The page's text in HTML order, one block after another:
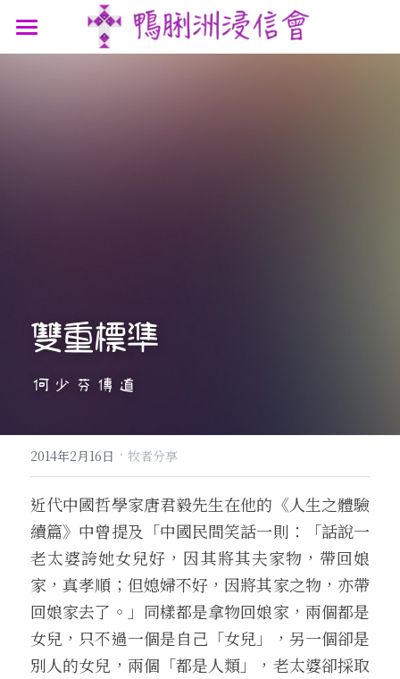
最新消息
雙重標準
何少芬傳道
2014年2月16日 · 牧者分享
近代中國哲學家唐君毅先生在他的《人生之體驗
續篇》中曾提及「中國民間笑話一則：「話說一
老太婆誇她女兒好，因其將其夫家物，帶回娘
家，真孝順；但媳婦不好，因將其家之物，亦帶
回娘家去了。」同樣都是拿物回娘家，兩個都是
女兒，只不過一個是自己「女兒」，另一個卻是
別人的女兒，兩個「都是人類」，老太婆卻採取